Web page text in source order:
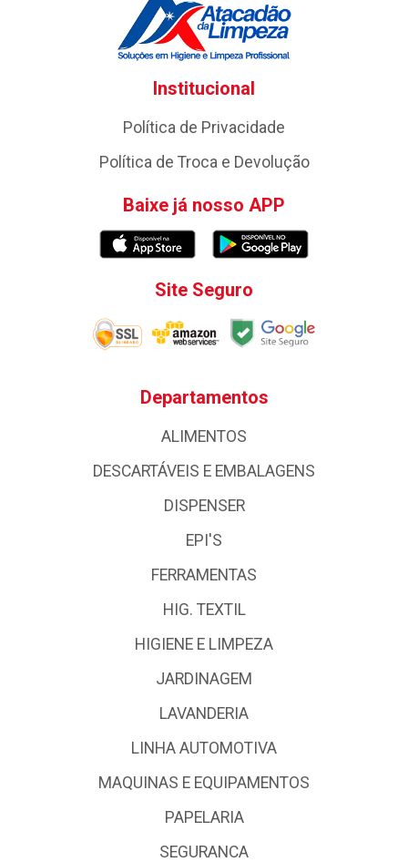
Institucional
Política de Privacidade
Política de Troca e Devolução
Baixe já nosso APP
Site Seguro
Departamentos
ALIMENTOS
DESCARTÁVEIS E EMBALAGENS
DISPENSER
EPI'S
FERRAMENTAS
HIG. TEXTIL
HIGIENE E LIMPEZA
JARDINAGEM
LAVANDERIA
LINHA AUTOMOTIVA
MAQUINAS E EQUIPAMENTOS
PAPELARIA
SEGURANCA